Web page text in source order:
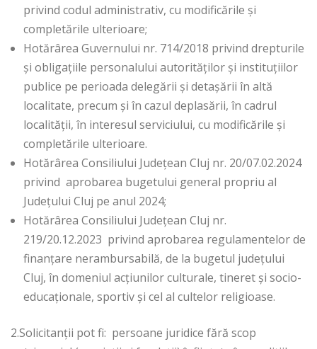
privind codul administrativ, cu modificările și
completările ulterioare;
Hotărârea Guvernului nr. 714/2018 privind drepturile
şi obligaţiile personalului autorităţilor şi instituţiilor
publice pe perioada delegării şi detaşării în altă
localitate, precum şi în cazul deplasării, în cadrul
localităţii, în interesul serviciului, cu modificările şi
completările ulterioare.
Hotărârea Consiliului Județean Cluj nr. 20/07.02.2024
privind aprobarea bugetului general propriu al
Județului Cluj pe anul 2024;
Hotărârea Consiliului Județean Cluj nr.
219/20.12.2023 privind aprobarea regulamentelor de
finanțare nerambursabilă, de la bugetul județului
Cluj, în domeniul acțiunilor culturale, tineret și socio-
educaționale, sportiv și cel al cultelor religioase.
2.Solicitanții pot fi: persoane juridice fără scop